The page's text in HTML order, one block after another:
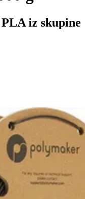
iz skupine